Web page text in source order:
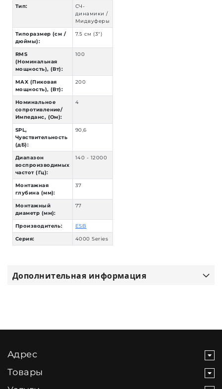
Тип:
СЧ-
динамики /
Мидвуферы
Типоразмер (см /
дюймы):
7.5 см (3")
RMS
(Номинальная
мощность), (Вт):
100
MAX (Пиковая
мощность), (Вт):
200
Номинальное
сопротивление/
Импеданс, (Ом):
4
SPL,
Чувствительность
(дБ):
90,6
Диапазон
воспроизводимых
частот (Гц):
140 - 12000
Монтажная
глубина (мм):
37
Монтажный
диаметр (мм):
77
Производитель:
ESB
Серия:
4000 Series
Дополнительная информация
Адрес
Товары